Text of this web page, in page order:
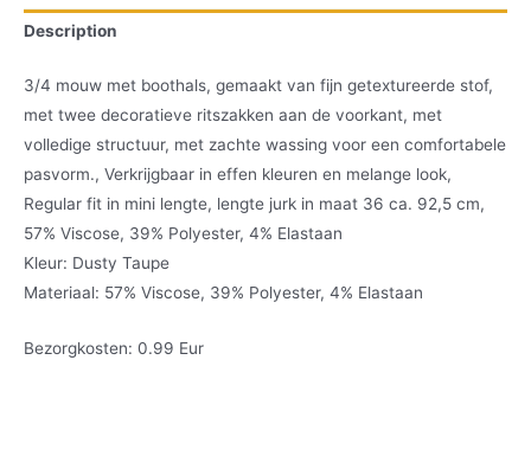
Description
3/4 mouw met boothals, gemaakt van fijn getextureerde stof,
met twee decoratieve ritszakken aan de voorkant, met
volledige structuur, met zachte wassing voor een comfortabele
pasvorm., Verkrijgbaar in effen kleuren en melange look,
Regular fit in mini lengte, lengte jurk in maat 36 ca. 92,5 cm,
57% Viscose, 39% Polyester, 4% Elastaan
Kleur: Dusty Taupe
Materiaal: 57% Viscose, 39% Polyester, 4% Elastaan
Bezorgkosten: 0.99 Eur